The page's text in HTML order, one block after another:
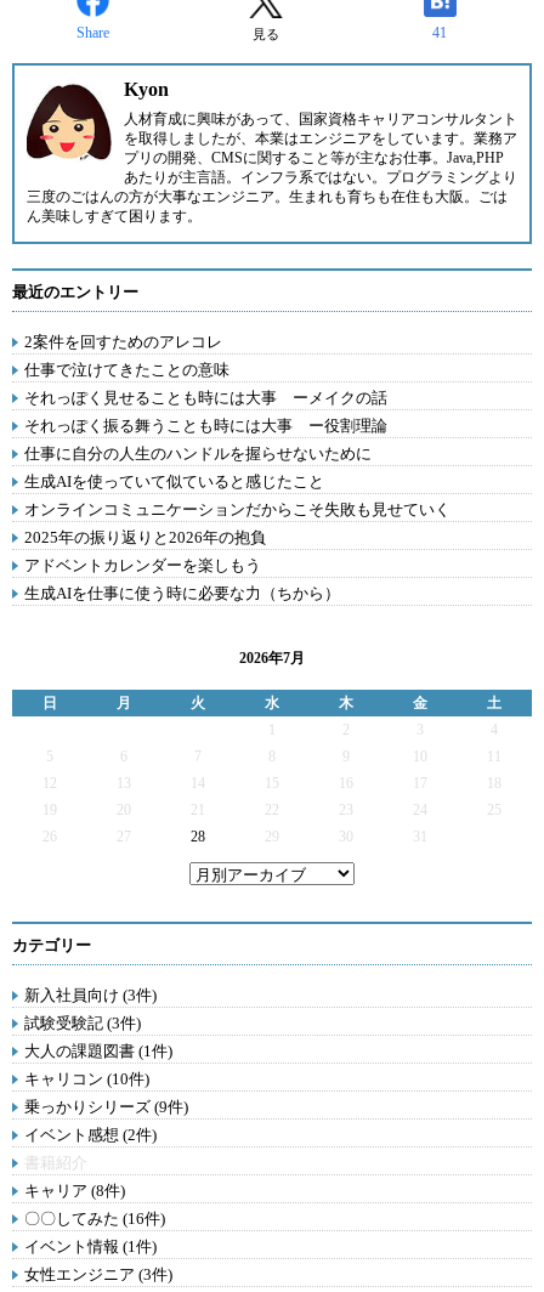
Share 見る 41
Kyon
人材育成に興味があって、国家資格キャリアコンサルタント
を取得しましたが、本業はエンジニアをしています。業務ア
プリの開発、CMSに関すること等が主なお仕事。Java,PHP
あたりが主言語。インフラ系ではない。プログラミングより
三度のごはんの方が大事なエンジニア。生まれも育ちも在住も大阪。ごは
ん美味しすぎて困ります。
最近のエントリー
2案件を回すためのアレコレ
仕事で泣けてきたことの意味
それっぽく見せることも時には大事 ーメイクの話
それっぽく振る舞うことも時には大事 ー役割理論
仕事に自分の人生のハンドルを握らせないために
生成AIを使っていて似ていると感じたこと
オンラインコミュニケーションだからこそ失敗も見せていく
2025年の振り返りと2026年の抱負
アドベントカレンダーを楽しもう
生成AIを仕事に使う時に必要な力（ちから）
2026年7月
日 月 火 水 木 金
土
2 3
4
5
6 7 9
12
13 14 15 16 17
19
20 21 22 23 24
25
26
27 28 29 30 31
カテゴリー
新入社員向け (3件)
試験受験記 (3件)
大人の課題図書 (1件)
キャリコン (10件)
乗っかりシリーズ (9件)
イベント感想 (2件)
書籍紹介
キャリア (8件)
〇〇してみた (16件)
イベント情報 (1件)
女性エンジニア (3件)